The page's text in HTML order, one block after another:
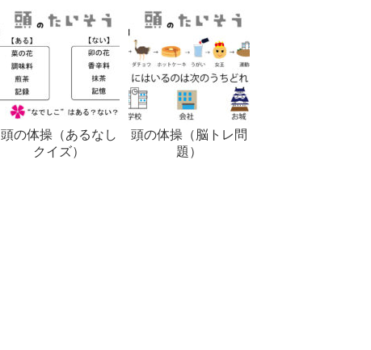
頭の体操（あるなし
クイズ）
頭の体操（脳トレ問
題）